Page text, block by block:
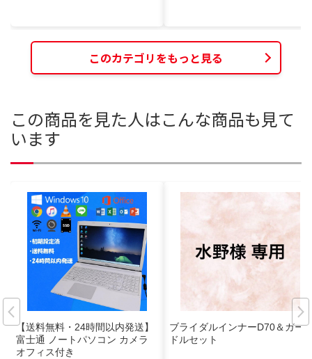
このカテゴリをもっと見る
この商品を見た人はこんな商品も見て
います
【送料無料・24時間以内発送】
富士通 ノートパソコン カメラ
オフィス付き
ブライダルインナーD70＆ガー
ドルセット